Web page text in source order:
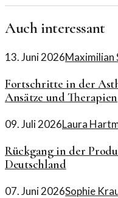
Auch interessant
13. Juni 2026Maximilian
Fortschritte in der
Ansätze und Therapien
09. Juli 2026Laura
Rückgang in der
Deutschland
07. Juni 2026Sophie